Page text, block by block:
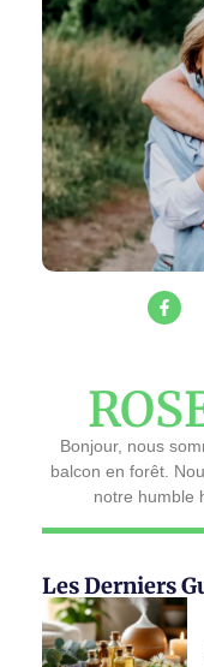
Bonjour, nous
balcon en forêt.
notre humble
Les Derniers